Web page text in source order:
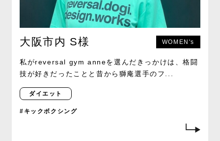
大阪市内 S様 WOMEN's
私がreversal gym anneを選んだきっかけは、格闘
技が好きだったことと昔から獅庵選手のフ...
ダイエット
#キックボクシング